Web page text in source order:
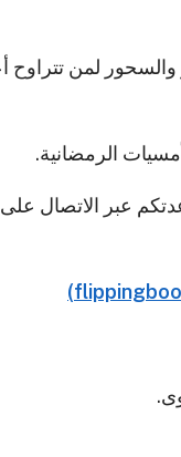
الرمضانية.
على 3158 7940 أو